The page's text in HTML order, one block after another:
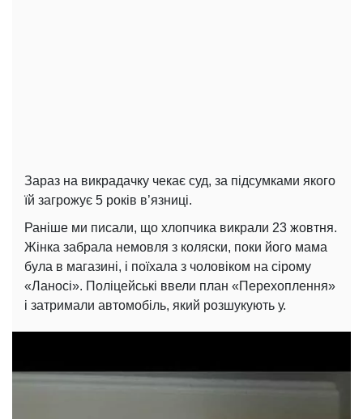
Зараз на викрадачку чекає суд, за підсумками якого
їй загрожує 5 років в’язниці.
Раніше ми писали, що хлопчика викрали 23 жовтня.
Жінка забрала немовля з коляски, поки його мама
була в магазині, і поїхала з чоловіком на сірому
«Ланосі». Поліцейські ввели план «Перехоплення»
і затримали автомобіль, який розшукують у.